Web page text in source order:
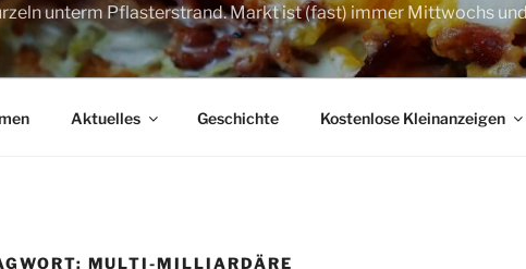
unterm Pflasterstrand. Markt ist (fast) immer Mittwochs
Aktuelles Geschichte Kostenlose Kleinanzeigen
MULTI-MILLIARDÄRE